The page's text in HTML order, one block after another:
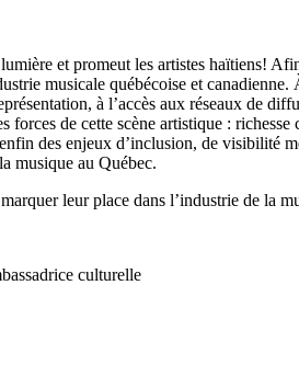
et promeut les artistes haïtiens!
musicale québécoise et canadienne.
à l’accès aux réseaux de
forces de cette scène artistique :
des enjeux d’inclusion, de visibilité
musique au Québec.
leur place dans l’industrie de la
culturelle